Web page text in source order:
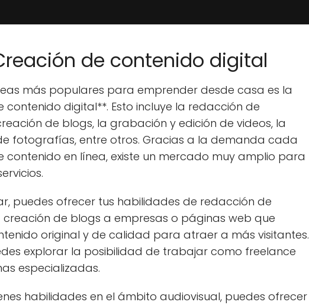
de contenido digital
más populares para emprender desde casa es la
contenido digital**. Esto incluye la redacción de
de blogs, la grabación y edición de videos, la
fotografías, entre otros. Gracias a la demanda cada
contenido en línea, existe un mercado muy amplio para
puedes ofrecer tus habilidades de redacción de
de blogs a empresas o páginas web que
original y de calidad para atraer a más visitantes.
explorar la posibilidad de trabajar como freelance
especializadas.
habilidades en el ámbito audiovisual, puedes ofrecer